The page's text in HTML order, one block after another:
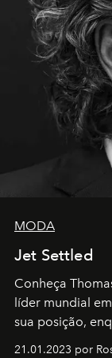
MODA
Jet Settled
Conheça
líder mundial
sua posição,
em rápida
21.01.2023 por